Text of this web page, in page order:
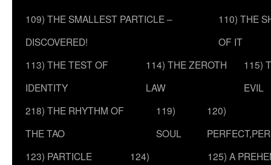
109) THE SMALLEST PARTICLE –
DISCOVERED!
110) THE
OF IT
113) THE TEST OF
IDENTITY
114) THE ZEROTH
LAW
115)
EVIL
218) THE RHYTHM OF
THE TAO
119)
SOUL
120)
123) PARTICLE
124)
125) A